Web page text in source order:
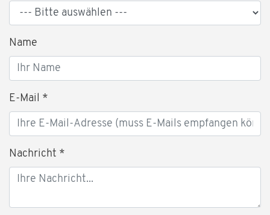
Name
E-Mail *
Nachricht *